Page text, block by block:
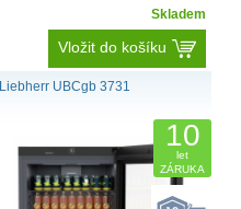
Skladem
Vložit do košíku
Liebherr UBCgb 3731
10
let
ZÁRUKA